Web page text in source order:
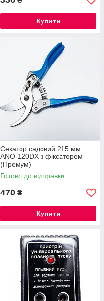
Купити
Секатор садовий 215 мм
ANO-120DX з фіксатором
(Премум)
Готово до відправки
470 ₴
Купити